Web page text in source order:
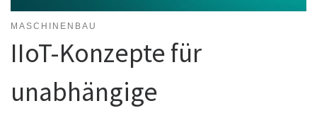
MASCHINENBAU
IIoT-Konzepte für
unabhängige